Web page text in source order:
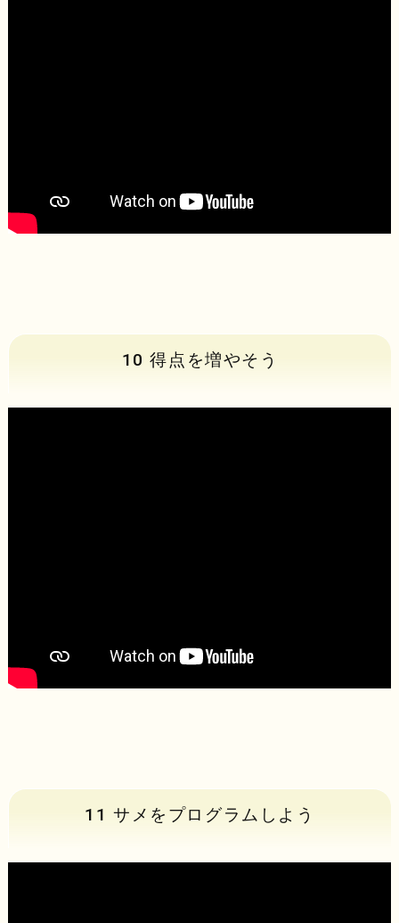
10 得点を増やそう
11 サメをプログラムしよう